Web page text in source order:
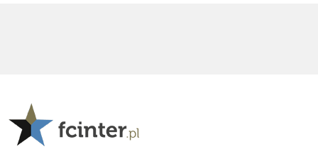
Pjerun
Jak dla mnie po transferze Stonesa ściąganie Romero za taką kwotę jest bez
sensu. Tak samo jak kupowanie Jonesa